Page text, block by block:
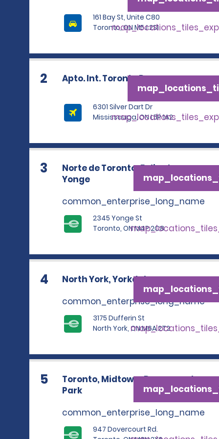
161 Bay St, Unite C80
Toronto, ON M5J 2S1
2 Apto. Int. Toronto Pearson
6301 Silver Dart Dr
Mississauga, ON L5P 1A2
3
Norte de Toronto, Eglington con
Yonge
common_enterprise_long_name
2345 Yonge St
Toronto, ON M4P 2C8
4
North York, Yorkdale
common_enterprise_long_name
3175 Dufferin St
North York, ON M6A 2T2
5
Toronto, Midtown, Dovercourt
Park
common_enterprise_long_name
947 Dovercourt Rd.